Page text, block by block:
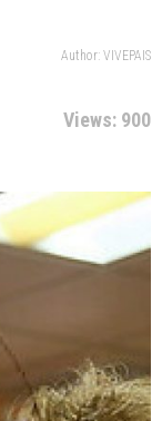
Author: VIVEPAIS
Views: 900